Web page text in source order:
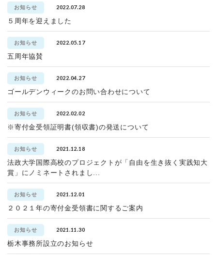
お知らせ 2022.07.28
５周年を迎えました
お知らせ 2022.05.17
五周年協賛
お知らせ 2022.04.27
ゴールデンウィークのお問い合わせについて
お知らせ 2022.02.02
※寄付金受領証明書(領収書)の発送について
お知らせ 2021.12.18
法政大学国際高校のプロジェクトが「自由を生き抜く実践知大
賞」にノミネートされまし...
お知らせ 2021.12.01
２０２１年の寄付金受領書に関するご案内
お知らせ 2021.11.30
栃木事務所設立のお知らせ